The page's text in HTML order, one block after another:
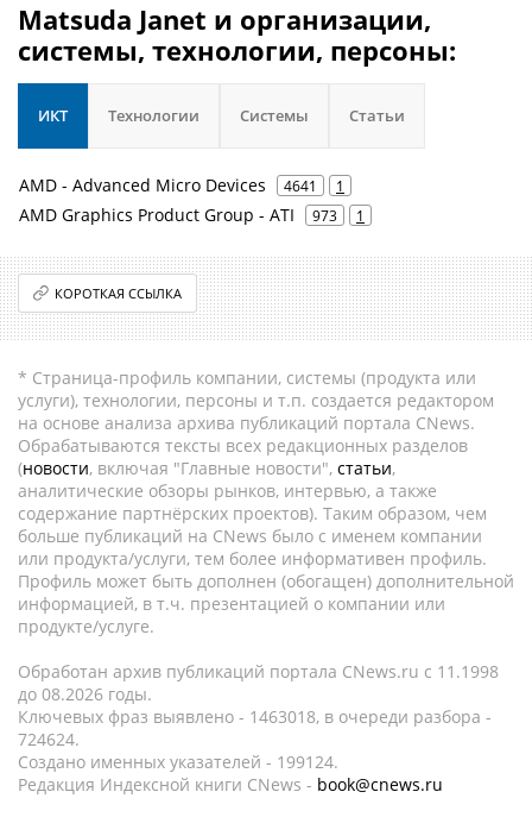
Matsuda Janet и организации,
системы, технологии, персоны:
ИКТ Технологии Системы Статьи
AMD - Advanced Micro Devices 4641 1
AMD Graphics Product Group - ATI 973 1
КОРОТКАЯ ССЫЛКА
* Страница-профиль компании, системы (продукта или
услуги), технологии, персоны и т.п. создается редактором
на основе анализа архива публикаций портала CNews.
Обрабатываются тексты всех редакционных разделов
(новости, включая "Главные новости", статьи,
аналитические обзоры рынков, интервью, а также
содержание партнёрских проектов). Таким образом, чем
больше публикаций на CNews было с именем компании
или продукта/услуги, тем более информативен профиль.
Профиль может быть дополнен (обогащен) дополнительной
информацией, в т.ч. презентацией о компании или
продукте/услуге.
Обработан архив публикаций портала CNews.ru c 11.1998
до 08.2026 годы.
Ключевых фраз выявлено - 1463018, в очереди разбора -
724624.
Создано именных указателей - 199124.
Редакция Индексной книги CNews - book@cnews.ru